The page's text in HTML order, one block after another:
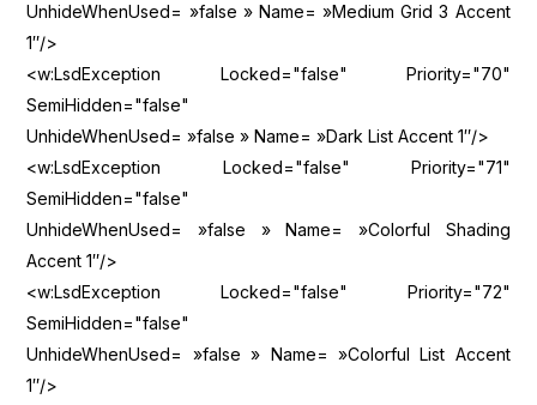
UnhideWhenUsed= »false » Name= »Medium Grid 3 Accent
1″/>
<w:LsdException Locked="false" Priority="70"
SemiHidden="false"
UnhideWhenUsed= »false » Name= »Dark List Accent 1″/>
<w:LsdException Locked="false" Priority="71"
SemiHidden="false"
UnhideWhenUsed= »false » Name= »Colorful Shading
Accent 1″/>
<w:LsdException Locked="false" Priority="72"
SemiHidden="false"
UnhideWhenUsed= »false » Name= »Colorful List Accent
1″/>